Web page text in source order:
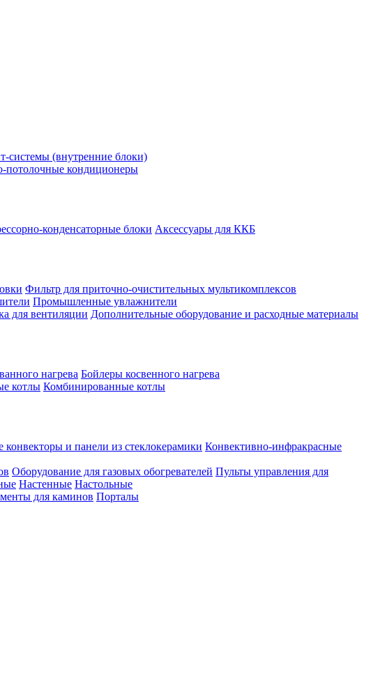
системы (внутренние блоки)
потолочные кондиционеры
конденсаторные блоки Аксессуары для ККБ
Фильтр для приточно-очистительных мультикомплексов
Промышленные увлажнители
для вентиляции Дополнительные оборудование и расходные материалы
нагрева Бойлеры косвенного нагрева
котлы Комбинированные котлы
конвекторы и панели из стеклокерамики Конвективно-инфракрасные
Оборудование для газовых обогревателей Пульты управления для
Настенные Настольные
для каминов Порталы